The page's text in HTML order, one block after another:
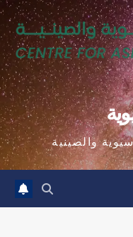
والصينية